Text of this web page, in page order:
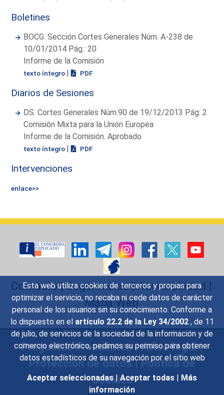
Esta web utiliza cookies de terceros y propias para
optimizar el servicio, no recaba ni cede datos de carácter
personal de los usuarios sin su conocimiento. Conforme a
lo dispuesto en el artículo 22.2 de la Ley 34/2002 , de 11
de julio, de servicios de la sociedad de la información y de
comercio electrónico, pedimos su permiso para obtener
datos estadísticos de su navegación por el sitio web
Aceptar seleccionadas | Aceptar todas | Más
información
Boletines
BOCG. Sección Cortes Generales Núm. A-238 de
10/01/2014 Pág.: 20
Informe de la Comisión
texto íntegro | PDF
Diarios de Sesiones
DS. Cortes Generales Núm.90 de 19/12/2013 Pág: 2
Comisión Mixta para la Unión Europea
Informe de la Comisión. Aprobado
texto íntegro | PDF
Intervenciones
enlace>>
Contacto|Sugerencias|Accesibilidad |
Mapa Web
Preguntas Frecuentes|Aviso legal|
Protección de datos|Política de
Cookies